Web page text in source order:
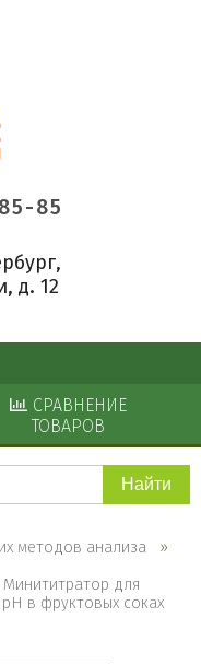
85
д. 12
СРАВНЕНИЕ
ТОВАРОВ
методов анализа
Минититратор для
в фруктовых соках